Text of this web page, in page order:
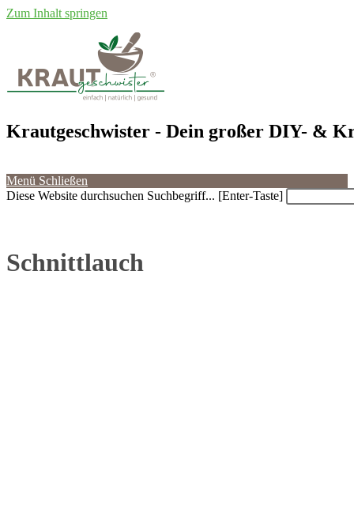
Zum Inhalt springen
Krautgeschwister - Dein großer DIY- &
Menü Schließen
Diese Website durchsuchen Suchbegriff... [Enter-Taste]
Schnittlauch